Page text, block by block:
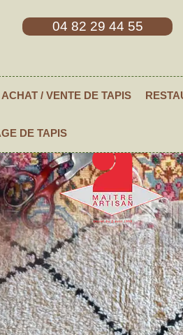
04 82 29 44 55
ACHAT / VENTE DE TAPIS
DE TAPIS